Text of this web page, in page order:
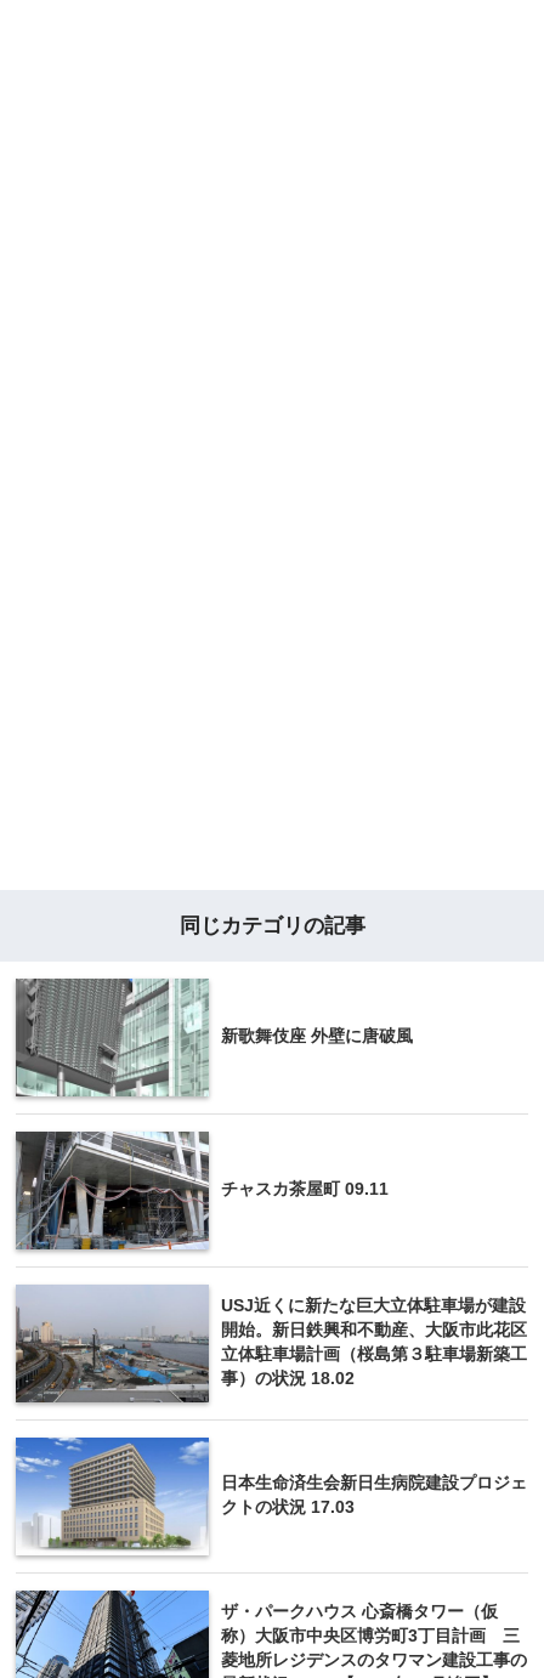
同じカテゴリの記事
新歌舞伎座 外壁に唐破風
チャスカ茶屋町 09.11
USJ近くに新たな巨大立体駐車場が建設
開始。新日鉄興和不動産、大阪市此花区
立体駐車場計画（桜島第３駐車場新築工
事）の状況 18.02
日本生命済生会新日生病院建設プロジェ
クトの状況 17.03
ザ・パークハウス 心斎橋タワー（仮
称）大阪市中央区博労町3丁目計画 三
菱地所レジデンスのタワマン建設工事の